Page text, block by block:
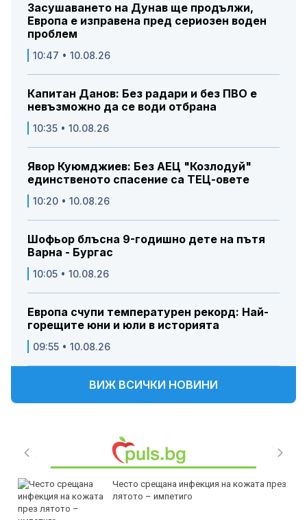
Засушаването на Дунав ще продължи,
Европа е изправена пред сериозен воден
проблем
10:47 • 10.08.26
Капитан Данов: Без радари и без ПВО е
невъзможно да се води отбрана
10:35 • 10.08.26
Явор Куюмджиев: Без АЕЦ "Козлодуй"
единственото спасение са ТЕЦ-овете
10:20 • 10.08.26
Шофьор блъсна 9-годишно дете на пътя
Варна - Бургас
10:05 • 10.08.26
Европа счупи температурен рекорд: Най-
горещите юни и юли в историята
09:55 • 10.08.26
ВИЖ ВСИЧКИ НОВИНИ
Често срещана инфекция на кожата през
лятото – импетиго